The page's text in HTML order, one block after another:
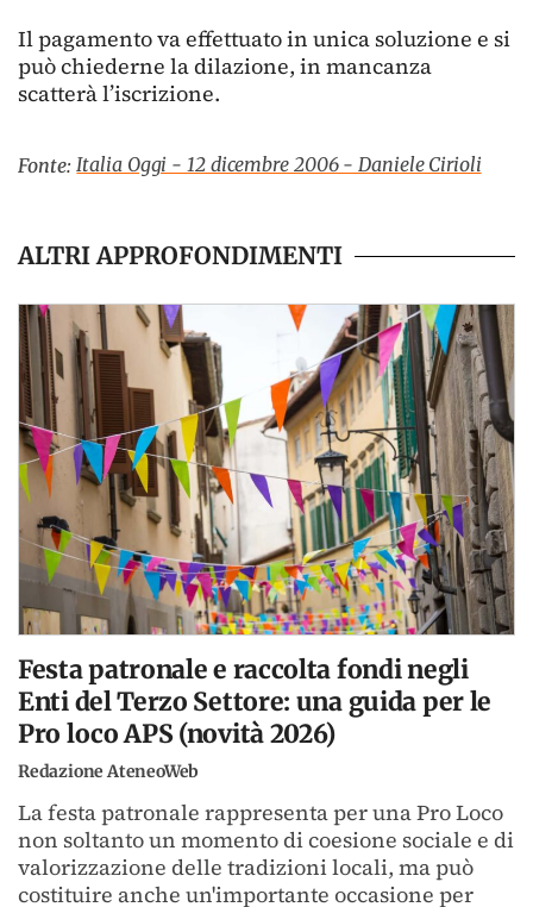
Il pagamento va effettuato in unica soluzione e si
può chiederne la dilazione, in mancanza
scatterà l’iscrizione.
Fonte: Italia Oggi - 12 dicembre 2006 - Daniele Cirioli
ALTRI APPROFONDIMENTI
Festa patronale e raccolta fondi negli
Enti del Terzo Settore: una guida per le
Pro loco APS (novità 2026)
Redazione AteneoWeb
La festa patronale rappresenta per una Pro Loco
non soltanto un momento di coesione sociale e di
valorizzazione delle tradizioni locali, ma può
costituire anche un'importante occasione per